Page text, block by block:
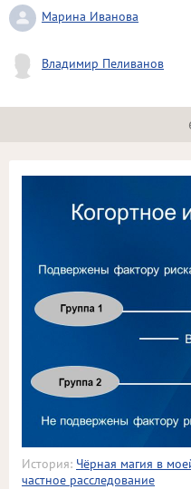
Марина Иванова
Владимир Пеливанов
История: Чёрная магия в
частное расследование